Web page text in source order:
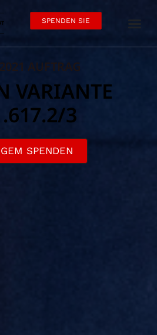
SPENDEN SIE
AUFTRAG
VARIANTE
3
SPENDEN